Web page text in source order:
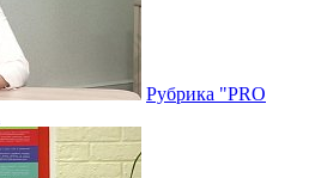
Рубрика "PRO